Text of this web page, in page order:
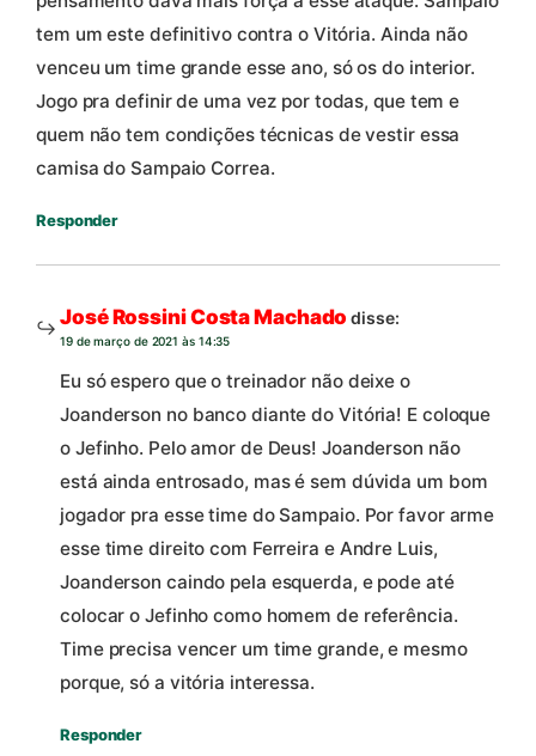
tem um este definitivo contra o Vitória. Ainda não
venceu um time grande esse ano, só os do interior.
Jogo pra definir de uma vez por todas, que tem e
quem não tem condições técnicas de vestir essa
camisa do Sampaio Correa.
Responder
José Rossini Costa Machado disse:
19 de março de 2021 às 14:35
Eu só espero que o treinador não deixe o
Joanderson no banco diante do Vitória! E coloque
o Jefinho. Pelo amor de Deus! Joanderson não
está ainda entrosado, mas é sem dúvida um bom
jogador pra esse time do Sampaio. Por favor arme
esse time direito com Ferreira e Andre Luis,
Joanderson caindo pela esquerda, e pode até
colocar o Jefinho como homem de referência.
Time precisa vencer um time grande, e mesmo
porque, só a vitória interessa.
Responder